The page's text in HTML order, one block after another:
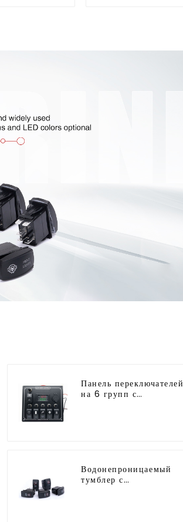
Панель переключателей
на 6 групп с
Водонепроницаемый
тумблер с